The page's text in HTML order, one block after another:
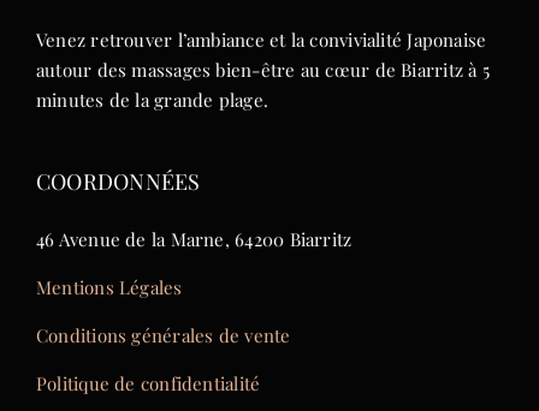
Venez retrouver l’ambiance et la convivialité Japonaise
autour des massages bien-être au cœur de Biarritz à 5
minutes de la grande plage.
COORDONNÉES
46 Avenue de la Marne, 64200 Biarritz
Mentions Légales
Conditions générales de vente
Politique de confidentialité